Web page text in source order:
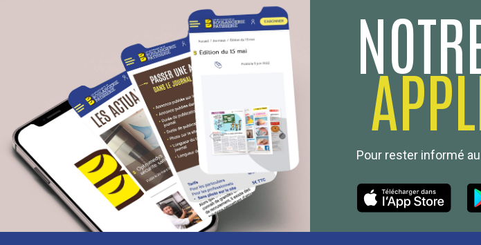
Pour rester informé